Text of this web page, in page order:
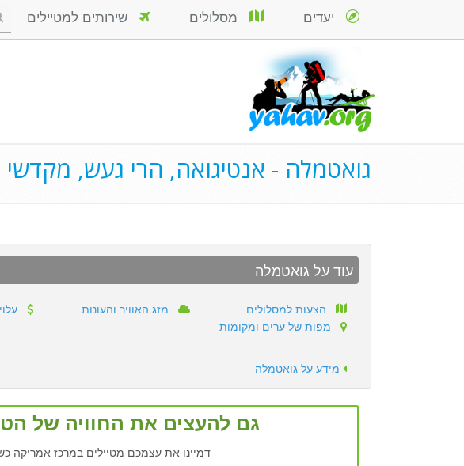
יעדים מסלולים שירותים למטיילים
גואטמלה - אנטיגואה, הרי געש, מקדשי
עוד על גואטמלה
הצעות למסלולים מזג האוויר והעונות
מפות של ערים ומקומות
מידע על גואטמלה
גם להעצים את החוויה של
דמיינו את עצמכם מטיילים במרכז אמריקה